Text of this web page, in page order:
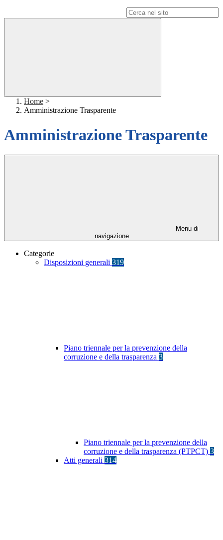
Home >
Amministrazione Trasparente
Amministrazione Trasparente
Menu di
navigazione
Categorie
Disposizioni generali 319
Piano triennale per la prevenzione della
corruzione e della trasparenza 3
Piano triennale per la prevenzione della
corruzione e della trasparenza (PTPCT) 3
Atti generali 314